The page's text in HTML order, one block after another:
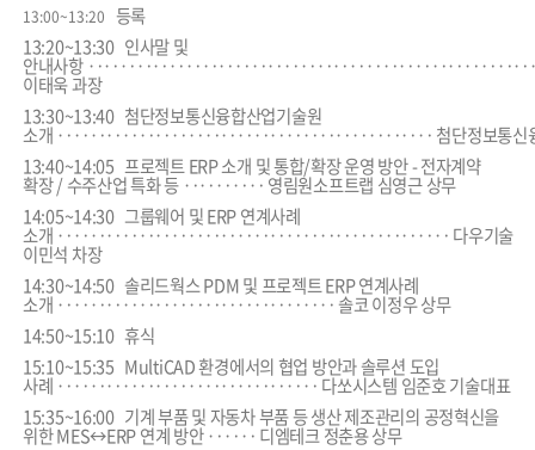
13:00~13:20 등록
13:20~13:30 인사말 및
안내사항 ‥‥‥‥‥‥‥‥‥‥‥‥‥‥‥‥‥‥‥‥‥‥‥‥‥‥‥
이태욱 과장
13:30~13:40 첨단정보통신융합산업기술원
소개 ‥‥‥‥‥‥‥‥‥‥‥‥‥‥‥‥‥‥‥‥‥‥‥ 첨단정보통신
13:40~14:05 프로젝트 ERP 소개 및 통합/확장 운영 방안- 전자계약
확장 / 수주산업 특화 등 ‥‥‥‥‥ 영림원소프트랩 심영근 상무
14:05~14:30 그룹웨어 및 ERP 연계사례
소개 ‥‥‥‥‥‥‥‥‥‥‥‥‥‥‥‥‥‥‥‥‥‥‥‥ 다우기술
이민석 차장
14:30~14:50 솔리드웍스 PDM 및 프로젝트 ERP 연계사례
소개 ‥‥‥‥‥‥‥‥‥‥‥‥‥‥‥‥‥솔코 이정우 상무
14:50~15:10 휴식
15:10~15:35 MultiCAD 환경에서의 협업 방안과 솔루션 도입
사례 ‥‥‥‥‥‥‥‥‥‥‥‥‥‥‥‥ 다쏘시스템 임준호 기술대표
15:35~16:00 기계 부품 및 자동차 부품 등 생산 제조관리의 공정혁신을
위한MES↔ERP 연계 방안‥‥‥ 디엠테크 정춘용 상무